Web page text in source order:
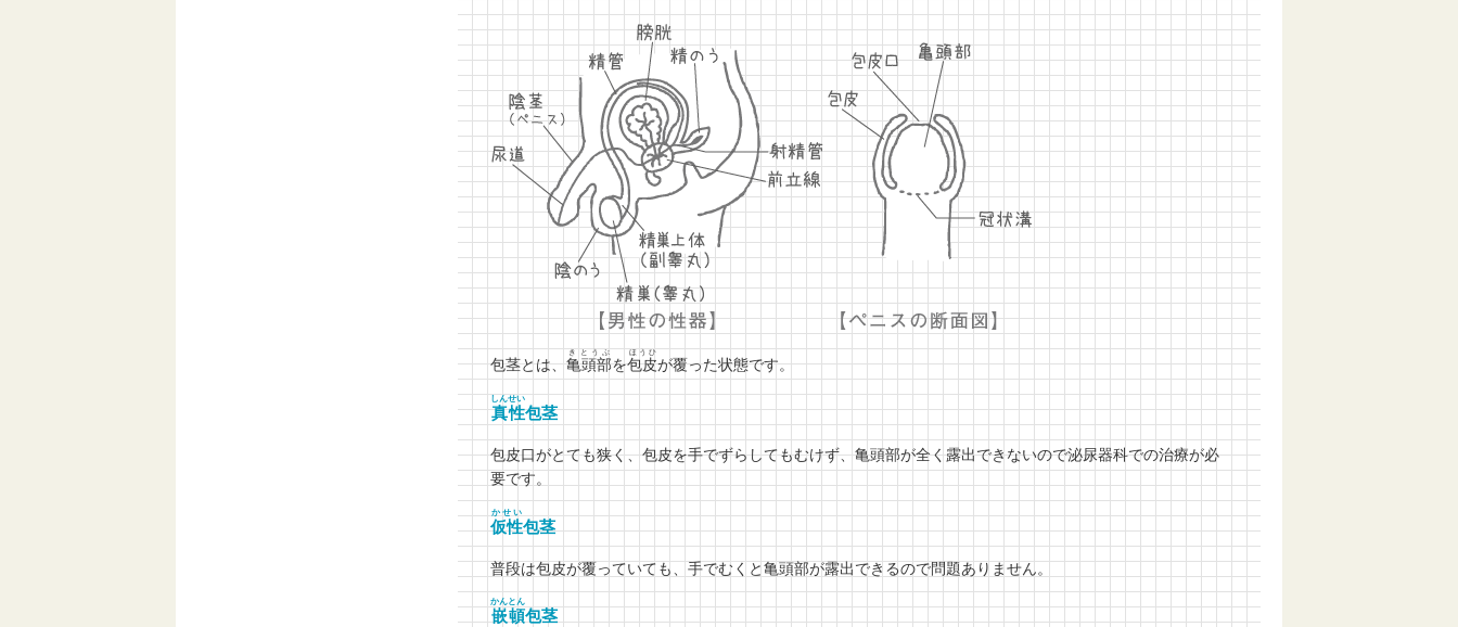
包茎とは、亀頭部
きとうぶ
を包皮
ほうひ
が覆った状態です。
真性
しんせい
包茎
包皮口がとても狭く、包皮を手でずらしてもむけず、亀頭部が全く露出できないので泌尿器科での治療が必
要です。
仮性
かせい
包茎
普段は包皮が覆っていても、手でむくと亀頭部が露出できるので問題ありません。
嵌頓
かんとん
包茎